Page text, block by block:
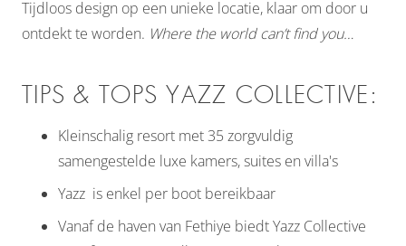
Tijdloos design op een unieke locatie, klaar om door u
ontdekt te worden. Where the world can’t find you…
TIPS & TOPS YAZZ COLLECTIVE:
Kleinschalig resort met 35 zorgvuldig
samengestelde luxe kamers, suites en villa's
Yazz is enkel per boot bereikbaar
Vanaf de haven van Fethiye biedt Yazz Collective